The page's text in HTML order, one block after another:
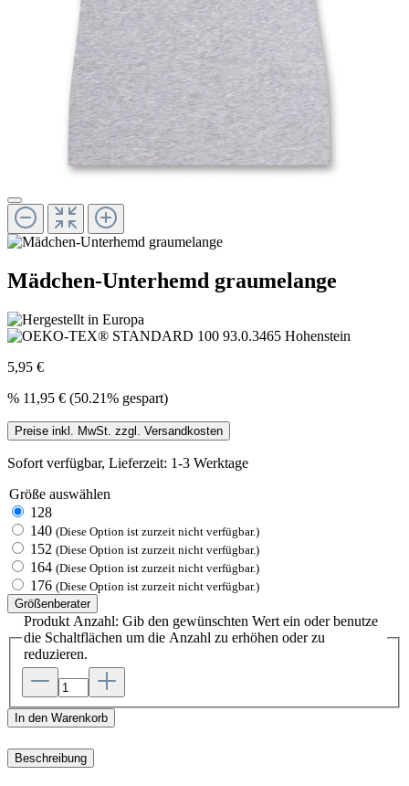
Mädchen-Unterhemd graumelange
5,95 €
% 11,95 € (50.21% gespart)
Preise inkl. MwSt. zzgl. Versandkosten
Sofort verfügbar, Lieferzeit: 1-3 Werktage
Größe auswählen
128
140 (Diese Option ist zurzeit nicht verfügbar.)
152 (Diese Option ist zurzeit nicht verfügbar.)
164 (Diese Option ist zurzeit nicht verfügbar.)
176 (Diese Option ist zurzeit nicht verfügbar.)
Größenberater
Produkt Anzahl: Gib den gewünschten Wert ein oder benutze
die Schaltflächen um die Anzahl zu erhöhen oder zu
reduzieren.
In den Warenkorb
Beschreibung